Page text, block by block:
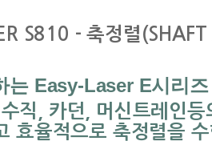
S810 - 축정렬
는 Easy-Laser E시리
직, 카던, 머신트레인
효율적으로 축정렬을